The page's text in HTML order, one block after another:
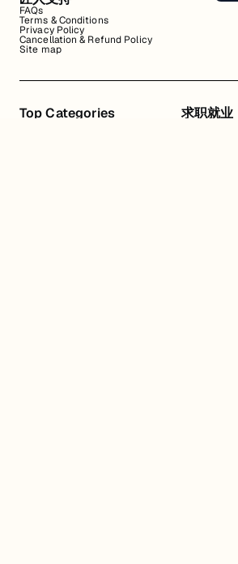
FAQs
Terms & Conditions
Privacy Policy
Cancellation & Refund Policy
Site map
Top Categories 求职就业